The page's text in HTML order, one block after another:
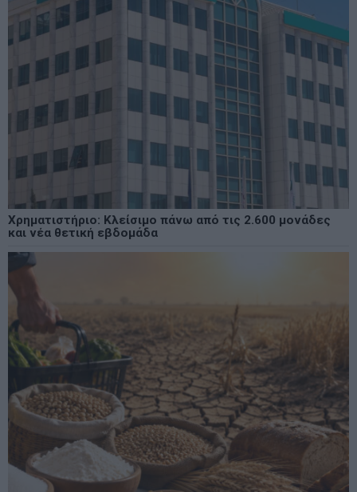
Χρηματιστήριο: Κλείσιμο πάνω από τις 2.600 μονάδες
και νέα θετική εβδομάδα